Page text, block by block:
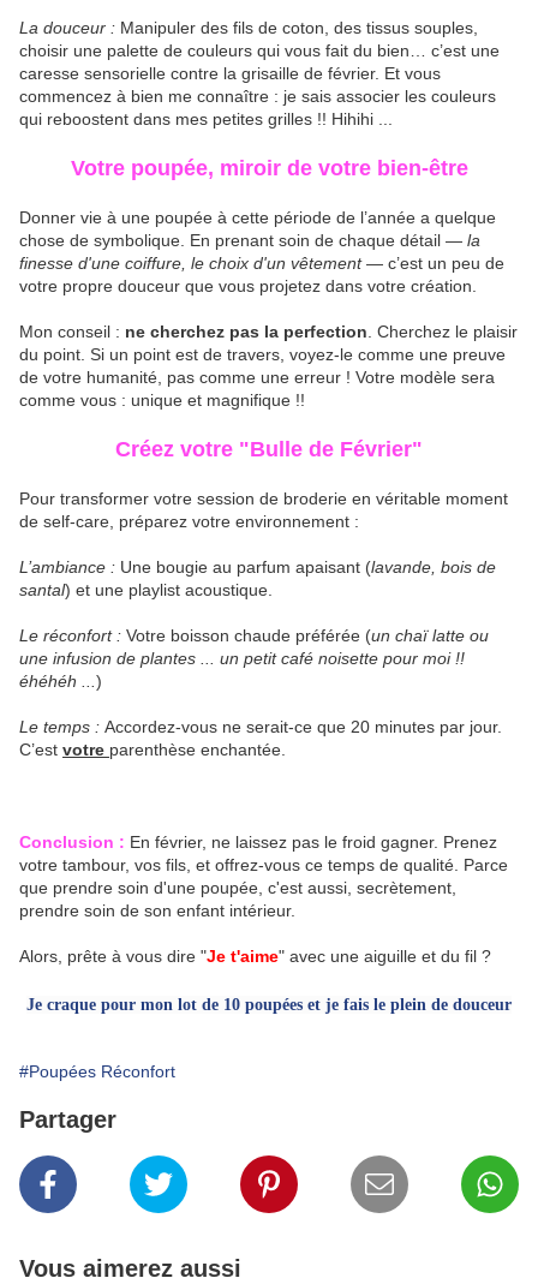
La douceur : Manipuler des fils de coton, des tissus souples,
choisir une palette de couleurs qui vous fait du bien… c’est une
caresse sensorielle contre la grisaille de février. Et vous
commencez à bien me connaître : je sais associer les couleurs
qui reboostent dans mes petites grilles !! Hihihi ...
Votre poupée, miroir de votre bien-être
Donner vie à une poupée à cette période de l’année a quelque
chose de symbolique. En prenant soin de chaque détail — la
finesse d'une coiffure, le choix d'un vêtement— c’est un peu de
votre propre douceur que vous projetez dans votre création.
Mon conseil : ne cherchez pas la perfection . Cherchez le plaisir
du point. Si un point est de travers, voyez-le comme une preuve
de votre humanité, pas comme une erreur ! Votre modèle sera
comme vous : unique et magnifique !!
Créez votre "Bulle de Février"
Pour transformer votre session de broderie en véritable moment
de self-care, préparez votre environnement :
L’ambiance : Une bougie au parfum apaisant (lavande, bois de
santal) et une playlist acoustique.
Le réconfort : Votre boisson chaude préférée (un chaï latte ou
une infusion de plantes ... un petit café noisette pour moi !!
éhéhéh ... )
Le temps : Accordez-vous ne serait-ce que 20 minutes par jour.
C’est votre parenthèse enchantée.
Conclusion : En février, ne laissez pas le froid gagner. Prenez
votre tambour, vos fils, et offrez-vous ce temps de qualité. Parce
que prendre soin d'une poupée, c'est aussi, secrètement,
prendre soin de son enfant intérieur.
Alors, prête à vous dire "Je t'aime" avec une aiguille et du fil ?
Je craque pour mon lot de 10 poupées et je fais le plein de douceur
#Poupées Réconfort
Partager
Vous aimerez aussi